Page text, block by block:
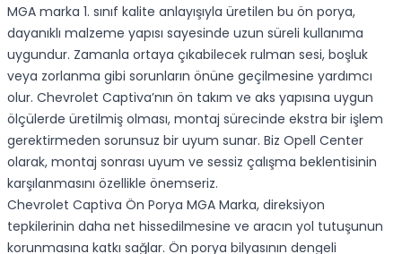
MGA marka 1. sınıf kalite anlayışıyla üretilen bu ön porya,
dayanıklı malzeme yapısı sayesinde uzun süreli kullanıma
uygundur. Zamanla ortaya çıkabilecek rulman sesi, boşluk
veya zorlanma gibi sorunların önüne geçilmesine yardımcı
olur. Chevrolet Captiva’nın ön takım ve aks yapısına uygun
ölçülerde üretilmiş olması, montaj sürecinde ekstra bir işlem
gerektirmeden sorunsuz bir uyum sunar. Biz Opell Center
olarak, montaj sonrası uyum ve sessiz çalışma beklentisinin
karşılanmasını özellikle önemseriz.
Chevrolet Captiva Ön Porya MGA Marka, direksiyon
tepkilerinin daha net hissedilmesine ve aracın yol tutuşunun
korunmasına katkı sağlar. Ön porya bilyasının dengeli